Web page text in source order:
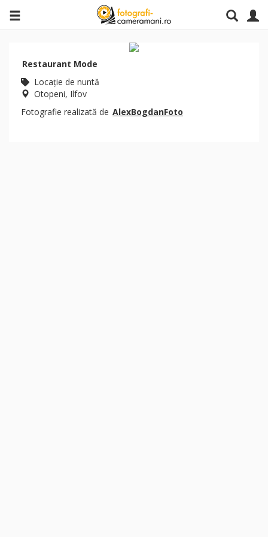
Restaurant Mode
Locaţie de nuntă
Otopeni, Ilfov
Fotografie realizată de AlexBogdanFoto